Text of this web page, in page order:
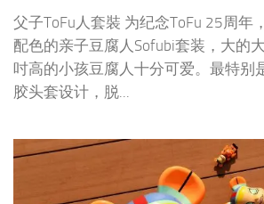
父子ToFu人套裝 为纪念ToFu 25周年
配色的亲子豆腐人Sofubi套装，大的
吋高的小孩豆腐人十分可爱。最特别
胶头套设计，脱...